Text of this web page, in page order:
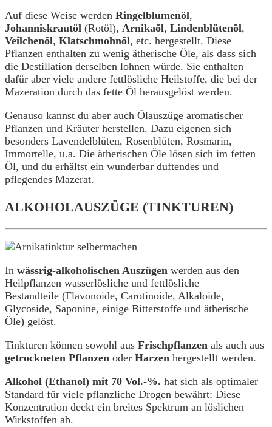
Auf diese Weise werden Ringelblumenöl,
Johanniskrautöl (Rotöl), Arnikaöl, Lindenblütenöl,
Veilchenöl, Klatschmohnöl, etc. hergestellt. Diese
Pflanzen enthalten zu wenig ätherische Öle, als dass sich
die Destillation derselben lohnen würde. Sie enthalten
dafür aber viele andere fettlösliche Heilstoffe, die bei der
Mazeration durch das fette Öl herausgelöst werden.
Genauso kannst du aber auch Ölauszüge aromatischer
Pflanzen und Kräuter herstellen. Dazu eigenen sich
besonders Lavendelblüten, Rosenblüten, Rosmarin,
Immortelle, u.a. Die ätherischen Öle lösen sich im fetten
Öl, und du erhältst ein wunderbar duftendes und
pflegendes Mazerat.
ALKOHOLAUSZÜGE (TINKTUREN)
In wässrig-alkoholischen Auszügen werden aus den
Heilpflanzen wasserlösliche und fettlösliche
Bestandteile (Flavonoide, Carotinoide, Alkaloide,
Glycoside, Saponine, einige Bitterstoffe und ätherische
Öle) gelöst.
Tinkturen können sowohl aus Frischpflanzen als auch aus
getrockneten Pflanzen oder Harzen hergestellt werden.
Alkohol (Ethanol) mit 70 Vol.-%. hat sich als optimaler
Standard für viele pflanzliche Drogen bewährt: Diese
Konzentration deckt ein breites Spektrum an löslichen
Wirkstoffen ab.